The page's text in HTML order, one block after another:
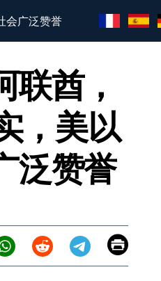
会广泛赞誉
酋，
，美以
泛赞誉
(X)
RedditTelegram
EmailPrint